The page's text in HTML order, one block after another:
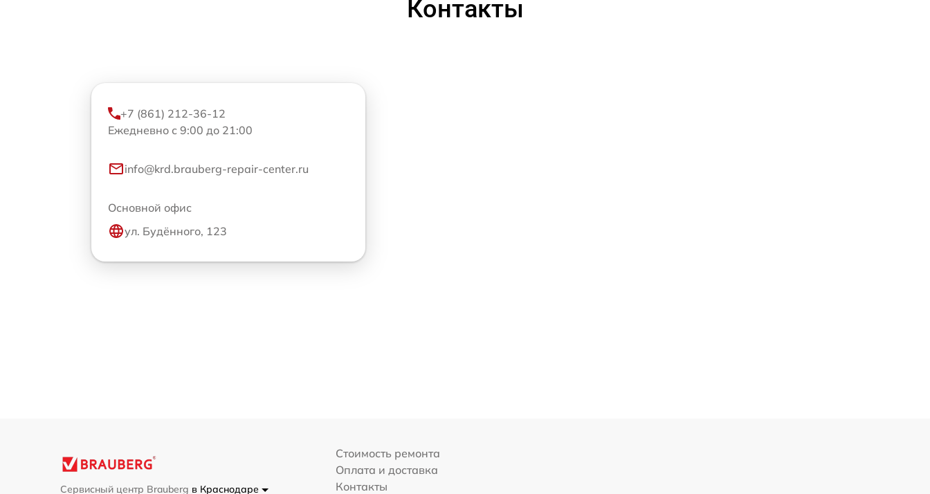
Контакты
+7 (861) 212-36-12
Ежедневно с 9:00 до 21:00
info@krd.brauberg-repair-center.ru
Основной офис
ул. Будённого, 123
Сервисный центр Brauberg в Краснодаре
Стоимость ремонта
Оплата и доставка
Контакты